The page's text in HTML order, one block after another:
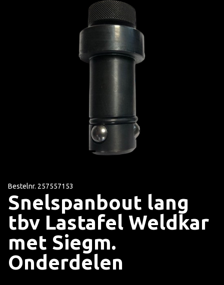
Bestelnr. 257557153
Snelspanbout lang
tbv Lastafel Weldkar
met Siegm.
Onderdelen